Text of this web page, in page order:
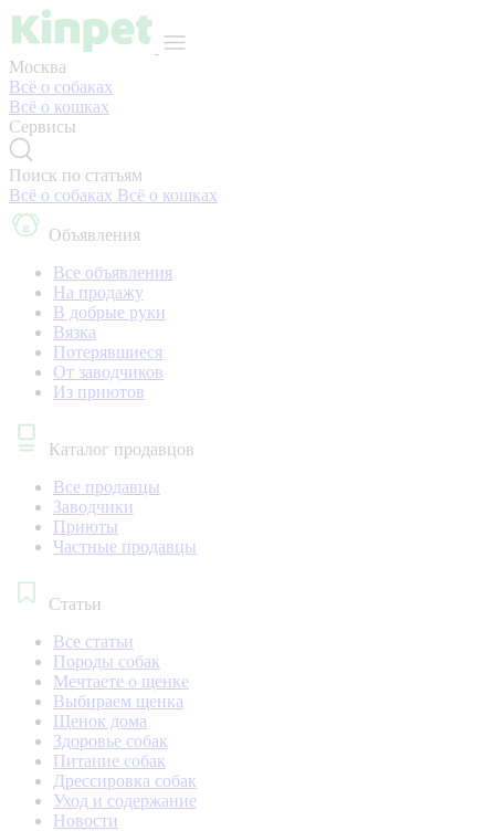
Москва
Всё о собаках
Всё о кошках
Сервисы
Поиск по статьям
Всё о собаках Всё о кошках
Объявления
Все объявления
На продажу
В добрые руки
Вязка
Потерявшиеся
От заводчиков
Из приютов
Каталог продавцов
Все продавцы
Заводчики
Приюты
Частные продавцы
Статьи
Все статьи
Породы собак
Мечтаете о щенке
Выбираем щенка
Щенок дома
Здоровье собак
Питание собак
Дрессировка собак
Уход и содержание
Новости